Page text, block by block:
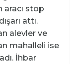
aracı stop
attı.
alevler ve
mahalleli ise
İhbar